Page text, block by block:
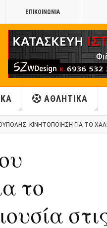
ΕΠΙΚΟΙΝΩΝΙΑ
ΑΘΛΗΤΙΚΑ
ΚΙΝΗΤΟΠΟΊΗΣΗ ΓΙΑ ΤΟ
το